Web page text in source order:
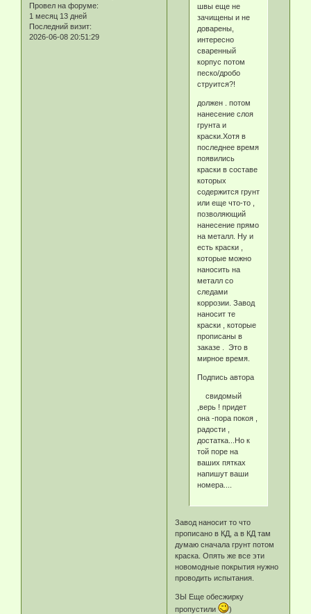
Провел на форуме:
1 месяц 13 дней
Последний визит:
2026-06-08 20:51:29
швы еще не
зачищены и не
доварены,
интересно
сваренный
корпус потом
песко/дробо
струится?!
должен . потом
нанесение слоя
грунта и
краски.Хотя в
последнее время
появились
краски в составе
которых
содержится грунт
или еще что-то ,
позволяющий
нанесение прямо
на металл. Ну и
есть краски ,
которые можно
наносить на
металл со
следами
коррозии. Завод
наносит те
краски , которые
прописаны в
заказе . Это в
мирное время.
Подпись автора
свидомый
,верь ! придет
она -пора покоя ,
радости ,
достатка...Но к
той поре на
ваших пятках
напишут ваши
номера....
Завод наносит то что
прописано в КД, а в КД там
думаю сначала грунт потом
краска. Опять же все эти
новомодные покрытия нужно
проводить испытания.
ЗЫ Еще обесжирку
пропустили
)